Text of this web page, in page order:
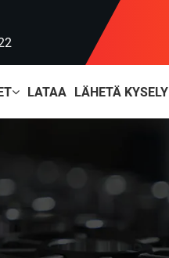
LATAA LÄHETÄ KYSELY